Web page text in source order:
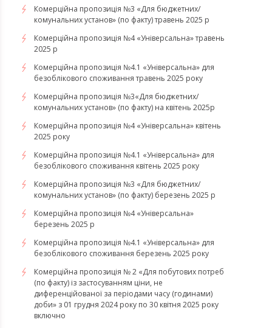
Комерційна пропозиція №3 «Для бюджетних/
комунальних установ» (по факту) травень 2025 р
Комерційна пропозиція №4 «Універсальна» травень
2025 р
Комерційна пропозиція №4.1 «Універсальна» для
безоблікового споживання травень 2025 року
Комерційна пропозиція №3«Для бюджетних/
комунальних установ» (по факту) на квітень 2025р
Комерційна пропозиція №4 «Універсальна» квітень
2025 року
Комерційна пропозиція №4.1 «Універсальна» для
безоблікового споживання квітень 2025 року
Комерційна пропозиція №3 «Для бюджетних/
комунальних установ» (по факту) березень 2025 р
Комерційна пропозиція №4 «Універсальна»
березень 2025 р
Комерційна пропозиція №4.1 «Універсальна» для
безоблікового споживання березень 2025 року
Комерційна пропозиція № 2 «Для побутових потреб
(по факту) із застосуванням ціни, не
диференційованої за періодами часу (годинами)
доби» з 01 грудня 2024 року по 30 квітня 2025 року
включно